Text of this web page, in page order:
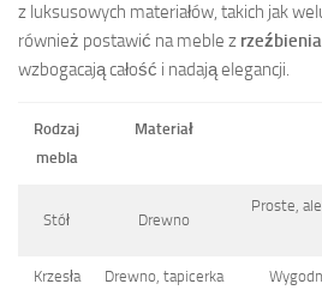
z luksusowych materiałów, takich jak
również postawić na meble z
wzbogacają całość i nadają elegancji.
Rodzaj
mebla
Materiał
Stół Drewno
Proste,
Krzesła Drewno, tapicerka